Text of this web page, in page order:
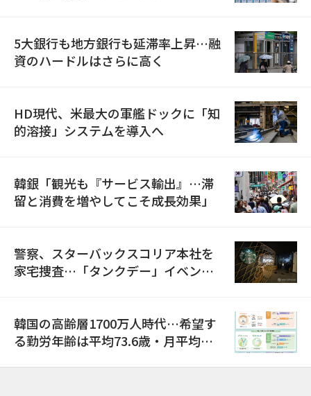
5大銀行も地方銀行も延滞率上昇…融
資のハードルはさらに高く
HD現代、米最大の軍艦ドックに「知
的溶接」システムを導入へ
韓銀「観光も『サービス輸出』…滞
留と消費を増やしてこそ成長効果」
警察、スターバックスコリア本社を
家宅捜査…「タンクデー」イベント
韓国の高齢層1700万人時代…希望す
る勤労年齢は平均73.6歳・月平均賃